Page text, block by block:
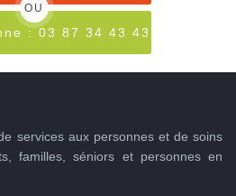
OU
: 03 87 34 43 43
services aux personnes et de soins
familles, séniors et personnes en